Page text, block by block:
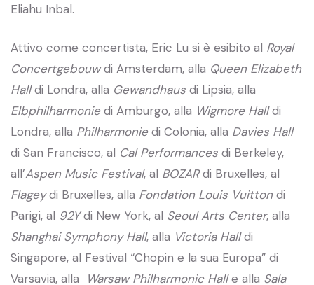
Eliahu Inbal.
Attivo come concertista, Eric Lu si è esibito al Royal
Concertgebouwdi Amsterdam, alla Queen Elizabeth
Halldi Londra, alla Gewandhaus di Lipsia, alla
Elbphilharmoniedi Amburgo, alla Wigmore Halldi
Londra, alla Philharmoniedi Colonia, alla Davies Hall
di San Francisco, al Cal Performances di Berkeley,
all’Aspen Music Festival, al BOZARdi Bruxelles, al
Flageydi Bruxelles, alla Fondation Louis Vuitton di
Parigi, al 92Ydi New York, al Seoul Arts Center, alla
Shanghai Symphony Hall, alla Victoria Halldi
Singapore, al Festival “Chopin e la sua Europa” di
Varsavia, alla
Warsaw Philharmonic Halle alla Sala